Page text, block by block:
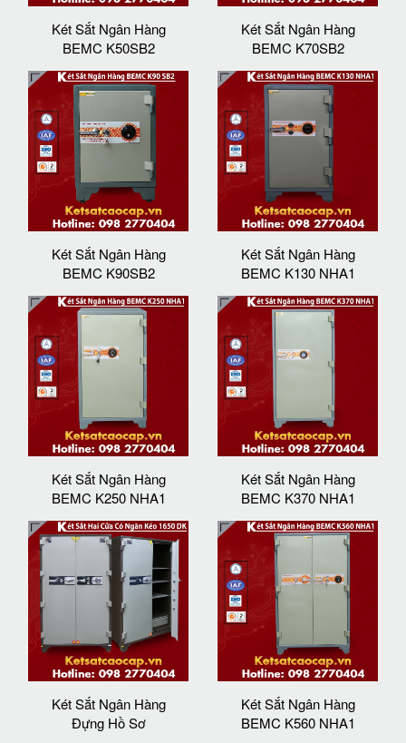
Két Sắt Ngân Hàng
BEMC K50SB2
Két Sắt Ngân Hàng
BEMC K70SB2
Két Sắt Ngân Hàng
BEMC K90SB2
Két Sắt Ngân Hàng
BEMC K130 NHA1
Két Sắt Ngân Hàng
BEMC K250 NHA1
Két Sắt Ngân Hàng
BEMC K370 NHA1
Két Sắt Ngân Hàng
Đựng Hồ Sơ
Két Sắt Ngân Hàng
BEMC K560 NHA1